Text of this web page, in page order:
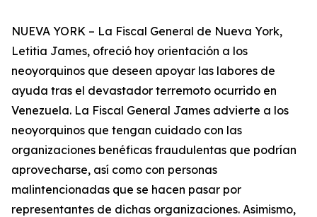
NUEVA YORK – La Fiscal General de Nueva York,
Letitia James, ofreció hoy orientación a los
neoyorquinos que deseen apoyar las labores de
ayuda tras el devastador terremoto ocurrido en
Venezuela. La Fiscal General James advierte a los
neoyorquinos que tengan cuidado con las
organizaciones benéficas fraudulentas que podrían
aprovecharse, así como con personas
malintencionadas que se hacen pasar por
representantes de dichas organizaciones. Asimismo,